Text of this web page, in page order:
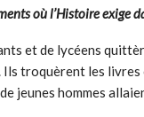
où l’Histoire exige
et de lycéens
troquèrent les
jeunes hommes